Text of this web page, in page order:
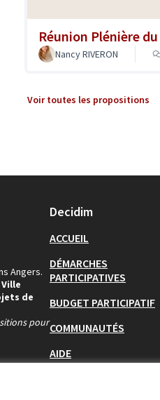
Réunion Plénière
Nancy RIVERON
Voir toutes les propositions
Angers.
de
pour
Decidim
ACCUEIL
DÉMARCHES
PARTICIPATIVES
BUDGET PARTICIPATIF
COMMUNAUTÉS
AIDE